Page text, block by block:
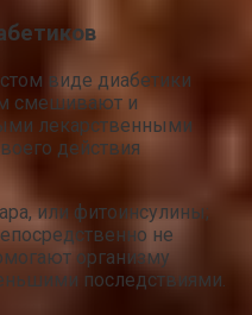
виде диабетики
смешивают и
лекарственными
действия
или фитоинсулины;
не
организму
последствиями.